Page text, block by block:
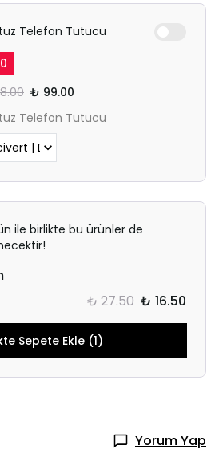
Telefon Tutucu
₺ 99.00
Telefon Tutucu
ile birlikte bu ürünler de
₺ 27.50 ₺ 16.50
Sepete Ekle (1)
Yorum Yap